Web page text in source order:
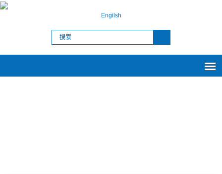
Engilsh